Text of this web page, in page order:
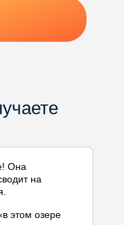
Она
на
этом озере